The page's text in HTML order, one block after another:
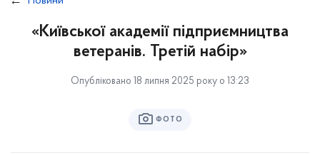
«Київської академії підприємництва
ветеранів. Третій набір»
Опубліковано 18 липня 2025 року о 13:23
ФОТО